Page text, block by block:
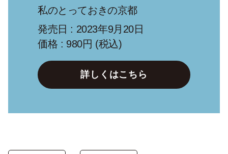
私のとっておきの京都
発売日 : 2023年9月20日
価格 : 980円 (税込)
詳しくはこちら